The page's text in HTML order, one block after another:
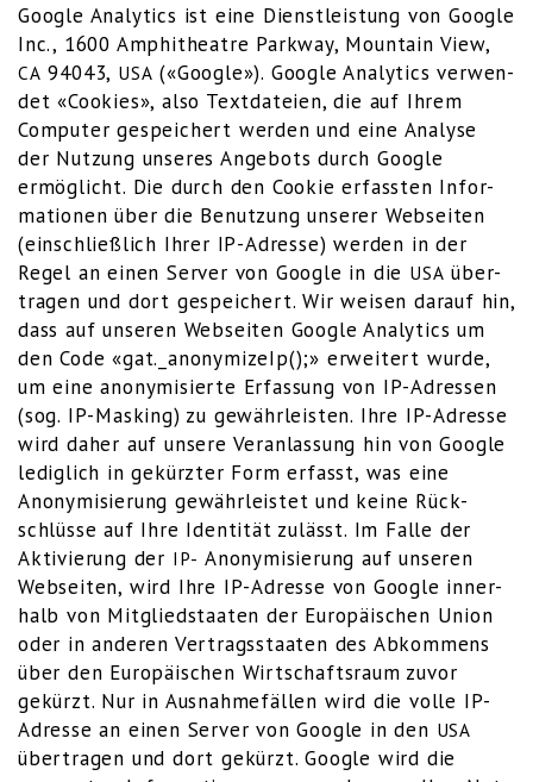
Goog­le Ana­ly­tics ist eine Dienst­leis­tung von Goog­le
Inc., 1600 Amphi­theat­re Park­way, Moun­tain View,
CA 94043, USA («Goog­le»). Goog­le Ana­ly­tics ver­wen­
det «Coo­kies», also Text­da­tei­en, die auf Ihrem
Com­pu­ter gespei­chert wer­den und eine Ana­ly­se
der Nut­zung unse­res Ange­bots durch Goog­le
ermög­licht. Die durch den Coo­kie erfass­ten Infor­
ma­tio­nen über die Benut­zung unse­rer Web­sei­ten
(ein­schließ­lich Ihrer IP-Adres­se) wer­den in der
Regel an einen Ser­ver von Goog­le in die USA über­
tra­gen und dort gespei­chert. Wir wei­sen dar­auf hin,
dass auf unse­ren Web­sei­ten Goog­le Ana­ly­tics um
den Code «gat._anonymizeIp();» erwei­tert wur­de,
um eine anony­mi­sier­te Erfas­sung von IP-Adres­sen
(sog. IP-Mas­king) zu gewähr­leis­ten. Ihre IP-Adres­se
wird daher auf unse­re Ver­an­las­sung hin von Goog­le
ledig­lich in gekürz­ter Form erfasst, was eine
Anony­mi­sie­rung gewähr­leis­tet und kei­ne Rück­
schlüs­se auf Ihre Iden­ti­tät zulässt. Im Fal­le der
Akti­vie­rung der IP- Anony­mi­sie­rung auf unse­ren
Web­sei­ten, wird Ihre IP-Adres­se von Goog­le inner­
halb von Mit­glied­staa­ten der Euro­päi­schen Uni­on
oder in ande­ren Ver­trags­staa­ten des Abkom­mens
über den Euro­päi­schen Wirt­schafts­raum zuvor
gekürzt. Nur in Aus­nah­me­fäl­len wird die vol­le IP-
Adres­se an einen Ser­ver von Goog­le in den USA
über­tra­gen und dort gekürzt. Goog­le wird die